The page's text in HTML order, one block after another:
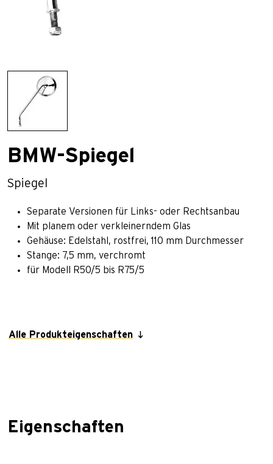
BMW-Spiegel
Spiegel
Separate Versionen für Links- oder Rechtsanbau
Mit planem oder verkleinerndem Glas
Gehäuse: Edelstahl, rostfrei, 110 mm Durchmesser
Stange: 7,5 mm, verchromt
für Modell R50/5 bis R75/5
Alle Produkteigenschaften
Eigenschaften